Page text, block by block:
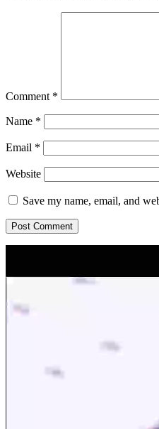
Comment *
Name *
Email *
Website
Save my name, email, and